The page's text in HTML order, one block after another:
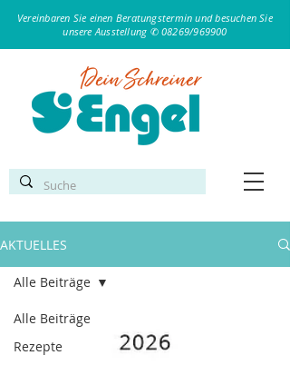
Vereinbaren Sie einen Beratungstermin und besuchen Sie
unsere Ausstellung ✆ 08269/969900
AKTUELLES
Alle Beiträge
Rezepte
Alle Beiträge